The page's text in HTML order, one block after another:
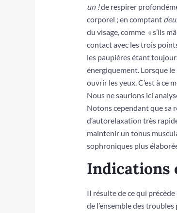
un !de respirer
corporel ; en comptant
du visage, comme « s’ils
contact avec les trois
les paupières étant
énergiquement. Lorsque
ouvrir les yeux. C’est à ce
Nous ne saurions ici
Notons cependant que sa
d’autorelaxation très
maintenir un tonus
sophroniques plus
Indications
II résulte de ce qui
de l’ensemble des